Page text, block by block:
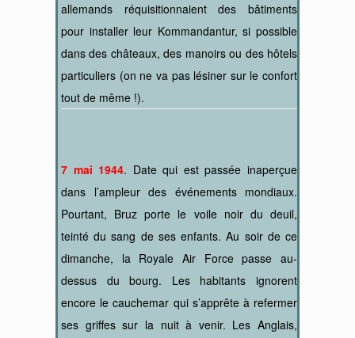
allemands réquisitionnaient des bâtiments
pour installer leur Kommandantur, si possible
dans des châteaux, des manoirs ou des hôtels
particuliers (on ne va pas lésiner sur le confort
tout de même !).
7 mai 1944. Date qui est passée inaperçue
dans l’ampleur des événements mondiaux.
Pourtant, Bruz porte le voile noir du deuil,
teinté du sang de ses enfants. Au soir de ce
dimanche, la Royale Air Force passe au-
dessus du bourg. Les habitants ignorent
encore le cauchemar qui s’apprête à refermer
ses griffes sur la nuit à venir. Les Anglais,